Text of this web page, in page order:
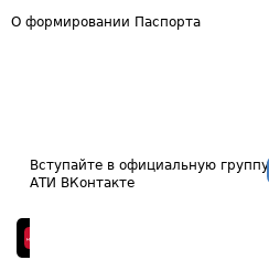
О формировании Паспорта
Вступайте в официальную группу
АТИ ВКонтакте